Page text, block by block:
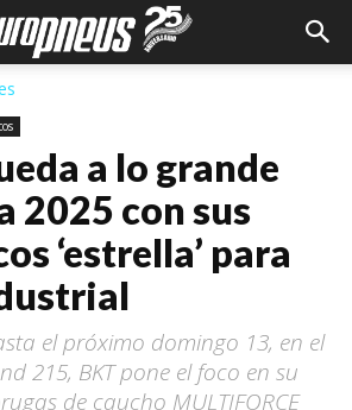
a lo grande
2025 con sus
‘estrella’ para
el próximo domingo 13, en el
215, BKT pone el foco en su
de caucho MULTIFORCE